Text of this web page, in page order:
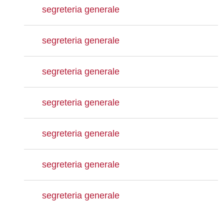
segreteria generale
segreteria generale
segreteria generale
segreteria generale
segreteria generale
segreteria generale
segreteria generale